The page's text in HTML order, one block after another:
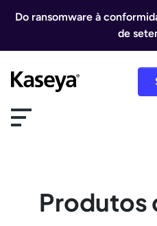
Do ransomware à
de
Produtos